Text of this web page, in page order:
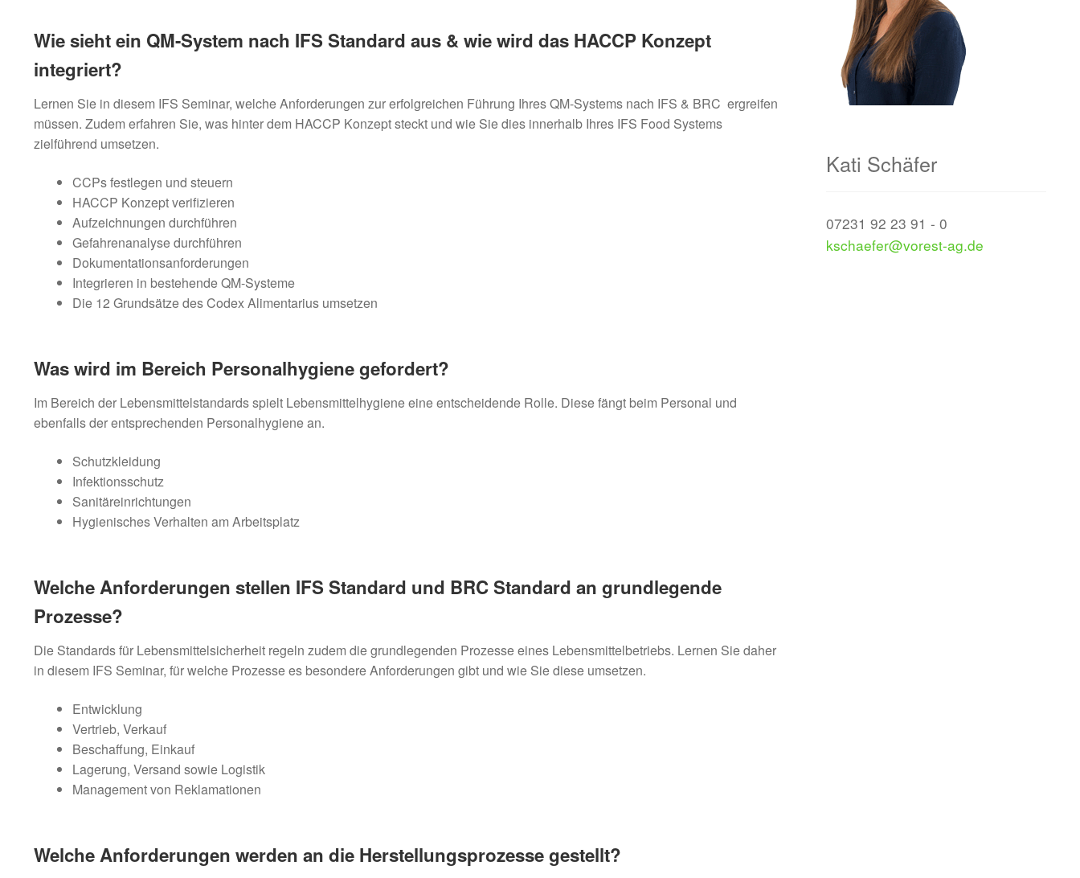
Wie sieht ein QM-System nach IFS Standard aus & wie wird das HACCP Konzept
integriert?
Lernen Sie in diesem IFS Seminar, welche Anforderungen zur erfolgreichen Führung Ihres QM-Systems nach IFS & BRC ergreifen
müssen. Zudem erfahren Sie, was hinter dem HACCP Konzept steckt und wie Sie dies innerhalb Ihres IFS Food Systems
zielführend umsetzen.
CCPs festlegen und steuern
HACCP Konzept verifizieren
Aufzeichnungen durchführen
Gefahrenanalyse durchführen
Dokumentationsanforderungen
Integrieren in bestehende QM-Systeme
Die 12 Grundsätze des Codex Alimentarius umsetzen
Was wird im Bereich Personalhygiene gefordert?
Im Bereich der Lebensmittelstandards spielt Lebensmittelhygiene eine entscheidende Rolle. Diese fängt beim Personal und
ebenfalls der entsprechenden Personalhygiene an.
Schutzkleidung
Infektionsschutz
Sanitäreinrichtungen
Hygienisches Verhalten am Arbeitsplatz
Welche Anforderungen stellen IFS Standard und BRC Standard an grundlegende
Prozesse?
Die Standards für Lebensmittelsicherheit regeln zudem die grundlegenden Prozesse eines Lebensmittelbetriebs. Lernen Sie daher
in diesem IFS Seminar, für welche Prozesse es besondere Anforderungen gibt und wie Sie diese umsetzen.
Entwicklung
Vertrieb, Verkauf
Beschaffung, Einkauf
Lagerung, Versand sowie Logistik
Management von Reklamationen
Welche Anforderungen werden an die Herstellungsprozesse gestellt?
Kati Schäfer
07231 92 23 91 - 0
kschaefer@vorest-ag.de